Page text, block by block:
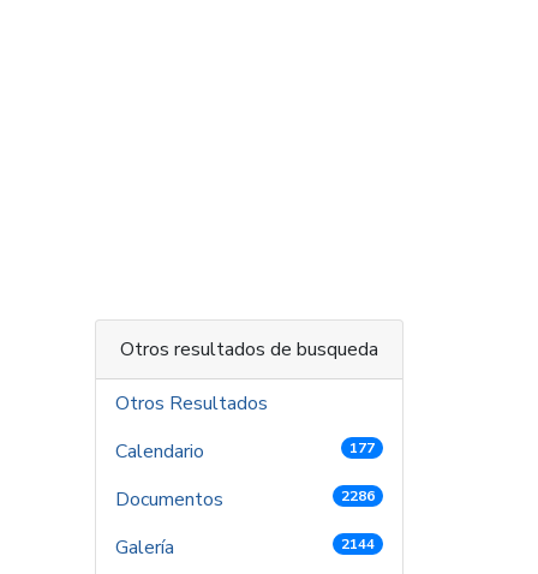
Otros resultados de busqueda
Otros Resultados
Calendario
177
Documentos 2286
Galería 2144